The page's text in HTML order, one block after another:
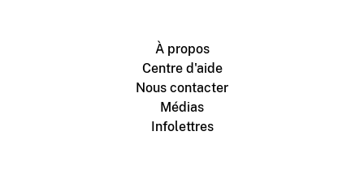
À propos
Centre d'aide
Nous contacter
Médias
Infolettres